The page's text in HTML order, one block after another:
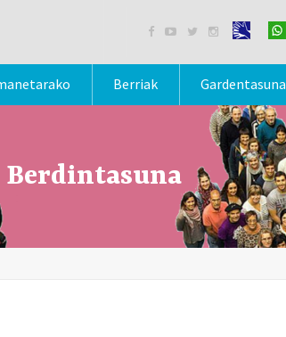
   
Berriak Gardentasuna
Berdintasuna